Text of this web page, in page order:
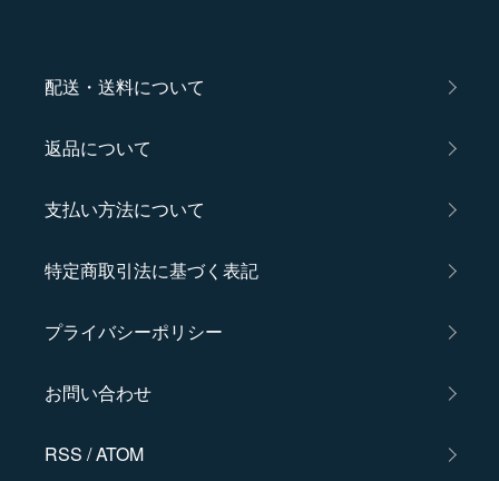
配送・送料について
返品について
支払い方法について
特定商取引法に基づく表記
プライバシーポリシー
お問い合わせ
RSS /ATOM